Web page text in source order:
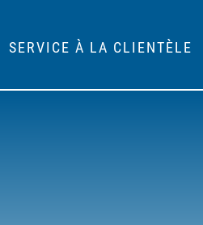
SERVICE À LA CLIENTÈLE